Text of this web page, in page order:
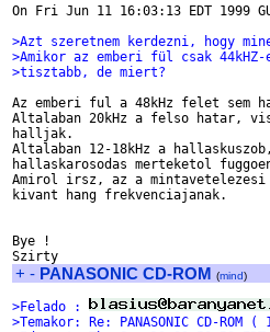
On Fri Jun 11 16:03:13 EDT 1999
>Azt szeretnem kerdezni, hogy
>Amikor az emberi fül csak
>tisztabb, de miert?
Az emberi ful a 48kHz felet sem
Altalaban 20kHz a felso hatar,
halljak.
Altalaban 12-18kHz a
hallaskarosodas merteketol
Amirol irsz, az a
kivant hang frekvenciajanak.
Bye !
+ - PANASONIC CD-ROM (mind)
>Felado :
>Temakor: Re: PANASONIC CD-ROM